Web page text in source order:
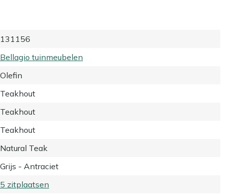
131156
Bellagio tuinmeubelen
Olefin
Teakhout
Teakhout
Teakhout
Natural Teak
Grijs - Antraciet
5 zitplaatsen